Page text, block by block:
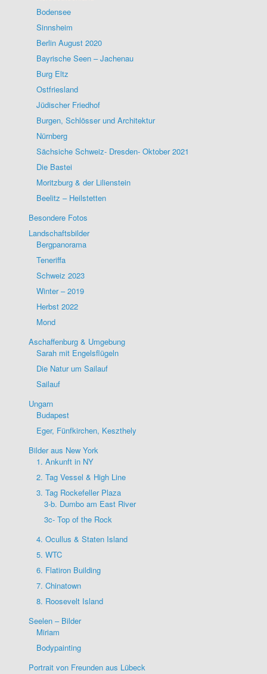
Bodensee
Sinnsheim
Berlin August 2020
Bayrische Seen – Jachenau
Burg Eltz
Ostfriesland
Jüdischer Friedhof
Burgen, Schlösser und Architektur
Nürnberg
Sächsiche Schweiz- Dresden- Oktober 2021
Die Bastei
Moritzburg & der Lilienstein
Beelitz – Heilstetten
Besondere Fotos
Landschaftsbilder
Bergpanorama
Teneriffa
Schweiz 2023
Winter – 2019
Herbst 2022
Mond
Aschaffenburg & Umgebung
Sarah mit Engelsflügeln
Die Natur um Sailauf
Sailauf
Ungarn
Budapest
Eger, Fünfkirchen, Keszthely
Bilder aus New York
1. Ankunft in NY
2. Tag Vessel & High Line
3. Tag Rockefeller Plaza
3-b. Dumbo am East River
3c- Top of the Rock
4. Ocullus & Staten Island
5. WTC
6. Flatiron Building
7. Chinatown
8. Roosevelt Island
Seelen – Bilder
Miriam
Bodypainting
Portrait von Freunden aus Lübeck